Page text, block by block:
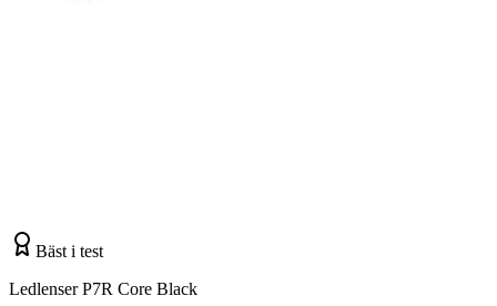
Bäst i test
Ledlenser P7R Core Black